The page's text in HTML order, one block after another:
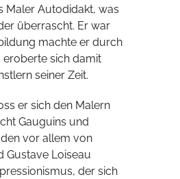
Maler Autodidakt, was
überrascht. Er war
machte er durch
eroberte sich damit
seiner Zeit.
er sich den Malern
Gauguins und
vor allem von
Gustave Loiseau
der sich